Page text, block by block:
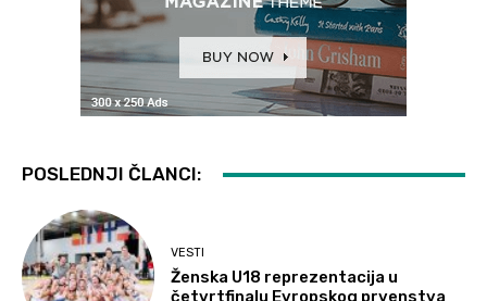
POSLEDNJI ČLANCI:
VESTI
Ženska U18 reprezentacija u
četvrtfinalu Evropskog prvenstva